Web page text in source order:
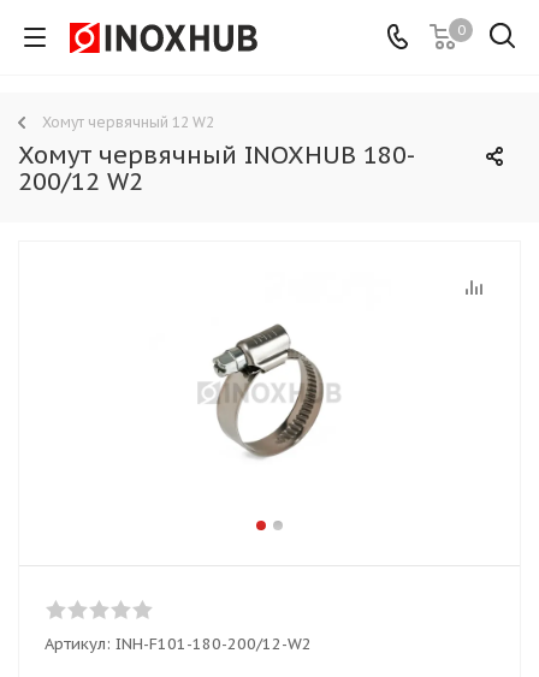
0
Хомут червячный 12 W2
Хомут червячный INOXHUB 180-
200/12 W2
Артикул: INH-F101-180-200/12-W2